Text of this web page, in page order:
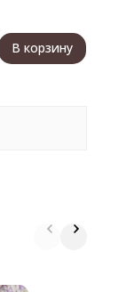
В корзину